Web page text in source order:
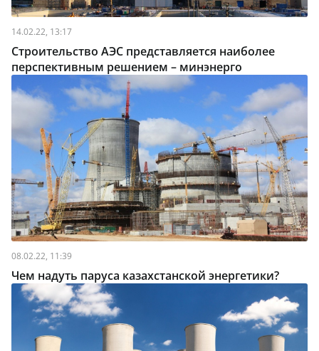
14.02.22, 13:17
Строительство АЭС представляется наиболее
перспективным решением – минэнерго
08.02.22, 11:39
Чем надуть паруса казахстанской энергетики?